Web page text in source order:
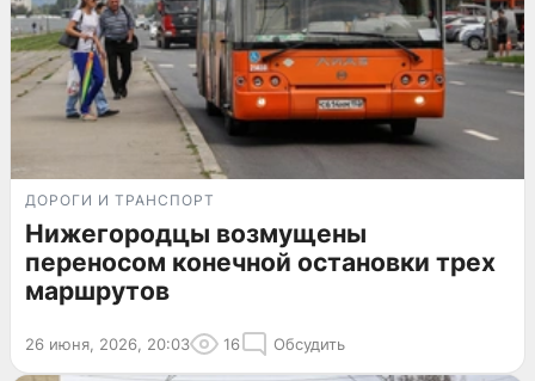
ДОРОГИ И ТРАНСПОРТ
Нижегородцы возмущены
переносом конечной остановки трех
маршрутов
26 июня, 2026, 20:03 16 Обсудить